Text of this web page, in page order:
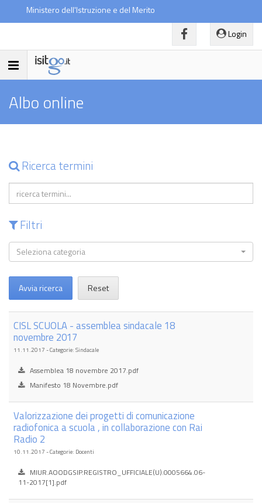
Ministero dell'Istruzione e del Merito
Login
Toggle
Albo online
Ricerca termini
Filtri
Seleziona categoria
Avvia ricerca Reset
CISL SCUOLA - assemblea sindacale 18
novembre 2017
11.11.2017 - Categorie: Sindacale
Assemblea 18 novembre 2017.pdf
Manifesto 18 Novembre.pdf
Valorizzazione dei progetti di comunicazione
radiofonica a scuola , in collaborazione con Rai
Radio 2
10.11.2017 - Categorie: Docenti
MIUR.AOODGSIP.REGISTRO_UFFICIALE(U).0005664.06-
11-2017[1].pdf